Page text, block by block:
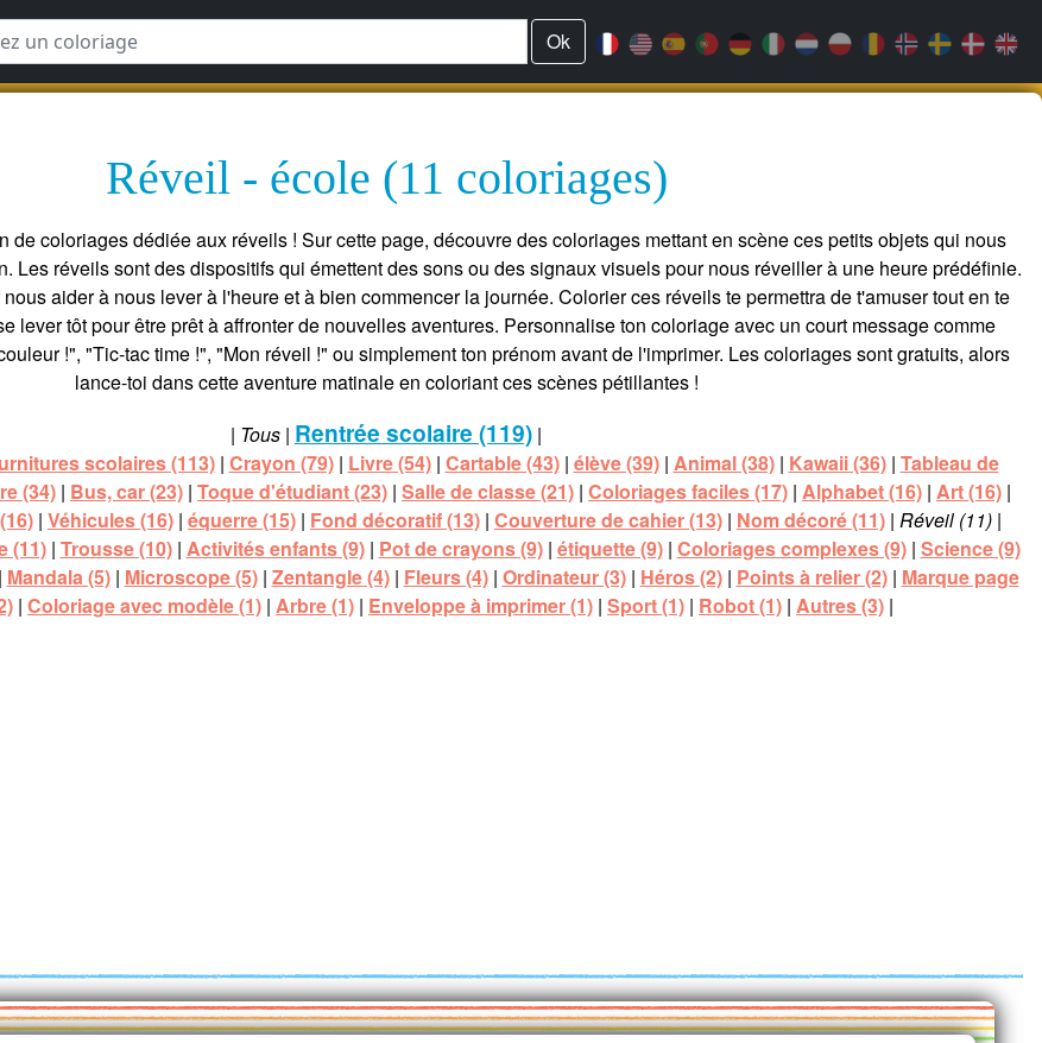
Ok
Réveil - école (11 coloriages)
de coloriages dédiée aux réveils ! Sur cette page, découvre des coloriages mettant en scène ces petits objets qui nous
Les réveils sont des dispositifs qui émettent des sons ou des signaux visuels pour nous réveiller à une heure prédéfinie.
aider à nous lever à l'heure et à bien commencer la journée. Colorier ces réveils te permettra de t'amuser tout en te
lever tôt pour être prêt à affronter de nouvelles aventures. Personnalise ton coloriage avec un court message comme
!", "Tic-tac time !", "Mon réveil !" ou simplement ton prénom avant de l'imprimer. Les coloriages sont gratuits, alors
lance-toi dans cette aventure matinale en coloriant ces scènes pétillantes !
| Tous | Rentrée scolaire (119) |
scolaires (113)| Crayon (79)| Livre (54)| Cartable (43)| élève (39)| Animal (38)| Kawaii (36)| Tableau de
(34) | Bus, car (23) | Toque d'étudiant (23) | Salle de classe (21) | Coloriages faciles (17) | Alphabet (16) | Art (16) |
| Véhicules (16) | équerre (15) | Fond décoratif (13) | Couverture de cahier (13) | Nom décoré (11) | Réveil (11) |
(11)| Trousse (10)| Activités enfants (9)| Pot de crayons (9)| étiquette (9)| Coloriages complexes (9)| Science (9)
Mandala (5)| Microscope (5)| Zentangle (4)| Fleurs (4)| Ordinateur (3)| Héros (2)| Points à relier (2)| Marque page
| Coloriage avec modèle (1) | Arbre (1) | Enveloppe à imprimer (1) | Sport (1) | Robot (1) | Autres (3) |